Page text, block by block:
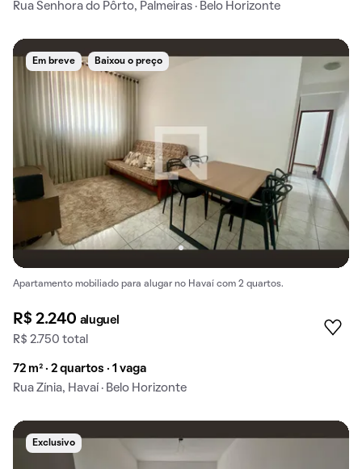
Rua Senhora do Pôrto, Palmeiras · Belo Horizonte
Em breve Baixou o preço
Apartamento mobiliado para alugar no Havaí com 2 quartos.
R$ 2.240 aluguel
R$ 2.750 total
72 m² · 2 quartos · 1 vaga
Rua Zínia, Havaí · Belo Horizonte
Exclusivo